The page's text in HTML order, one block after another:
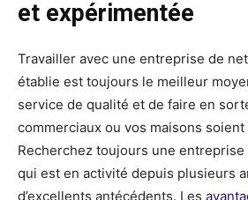
et expérimentée
Travailler avec une entreprise de
établie est toujours le meilleur
service de qualité et de faire en
commerciaux ou vos maisons
Recherchez toujours une
qui est en activité depuis plusieurs
d’excellents antécédents. Les